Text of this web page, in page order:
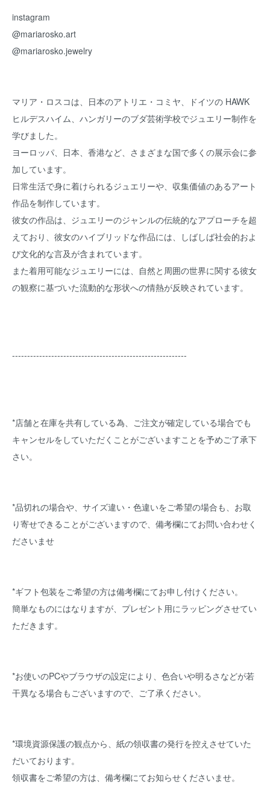
instagram
@mariarosko.art
@mariarosko.jewelry
マリア・ロスコは、日本のアトリエ・コミヤ、ドイツの HAWK
ヒルデスハイム、ハンガリーのブダ芸術学校でジュエリー制作を
学びました。
ヨーロッパ、日本、香港など、さまざまな国で多くの展示会に参
加しています。
日常生活で身に着けられるジュエリーや、収集価値のあるアート
作品を制作しています。
彼女の作品は、ジュエリーのジャンルの伝統的なアプローチを超
えており、彼女のハイブリッドな作品には、しばしば社会的およ
び文化的な言及が含​​まれています。
また着用可能なジュエリーには、自然と周囲の世界に関する彼女
の観察に基づいた流動的な形状への情熱が反映されています。
----------------------------------------------------------
*店舗と在庫を共有している為、ご注文が確定している場合でも
キャンセルをしていただくことがございますことを予めご了承下
さい。
*品切れの場合や、サイズ違い・色違いをご希望の場合も、お取
り寄せできることがございますので、備考欄にてお問い合わせく
ださいませ
*ギフト包装をご希望の方は備考欄にてお申し付けください。
簡単なものにはなりますが、プレゼント用にラッピングさせてい
ただきます。
*お使いのPCやブラウザの設定により、色合いや明るさなどが若
干異なる場合もございますので、ご了承ください。
*環境資源保護の観点から、紙の領収書の発行を控えさせていた
だいております。
領収書をご希望の方は、備考欄にてお知らせくださいませ。